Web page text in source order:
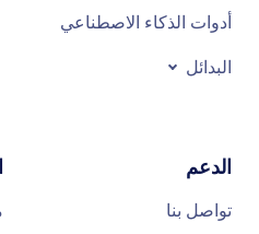
أدوات الذكاء الاصطناعي
البدائل
الدعم
تواصل بنا